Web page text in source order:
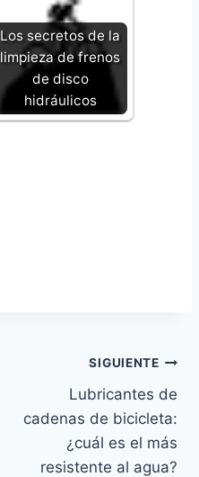
Los secretos de la
limpieza de frenos
de disco
hidráulicos
SIGUIENTE
Lubricantes de
cadenas de bicicleta:
¿cuál es el más
resistente al agua?